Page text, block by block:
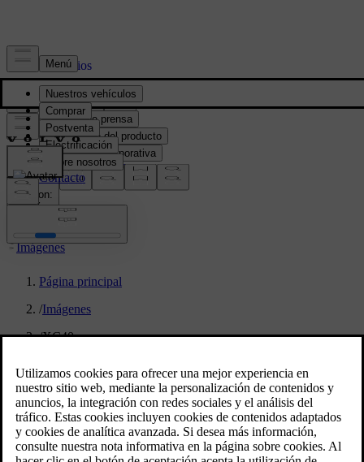
Prensa y Medios
Material de prensa
Información del producto
Información corporativa
Contacto de medios
location:
PY
Imágenes
Página principal
/Imágenes
/XC40
XC40
9/3/2024